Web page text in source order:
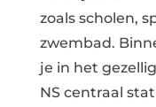
zoals scholen,
zwembad.
je in het
NS centraal